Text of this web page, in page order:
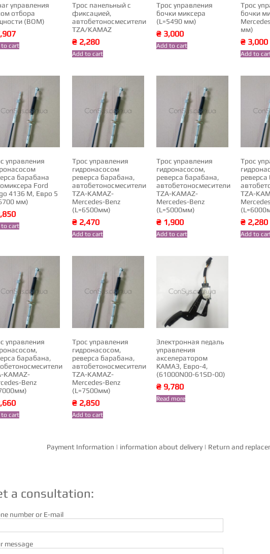
управления
отбора
(ВОМ)
to cart
Трос панельный с
фиксацией,
автобетоносмесители
TZA/KAMAZ
₴ 2,280
Add to cart
Трос управления
бочки миксера
(L=5490 мм)
₴ 3,000
Add to cart
Трос
бочки
мм)
₴ 3,000
Add to
управления
барабана
Ford
4136 M, Евро 5
мм)
to cart
Трос управления
гидронасосом
реверса барабана,
автобетоносмесители
TZA-KAMAZ-
Mercedes-Benz
(L=6500мм)
₴ 2,470
Add to cart
Трос управления
гидронасосом,
реверса барабана,
автобетоносмесители
TZA-KAMAZ-
Mercedes-Benz
(L=5000мм)
₴ 1,900
Add to cart
Трос
реверса
TZA-
₴ 2,280
Add to
управления
барабана,
KAMAZ-
Benz
to cart
Трос управления
гидронасосом,
реверса барабана,
автобетоносмесители
TZA-KAMAZ-
Mercedes-Benz
(L=7500мм)
₴ 2,850
Add to cart
Электронная педаль
управления
акселератором
КАМАЗ, Евро-4,
(61000N00-61SD-00)
₴ 9,780
Read more
Payment Information | information about delivery| Return and
a consultation:
number or E-mail
message